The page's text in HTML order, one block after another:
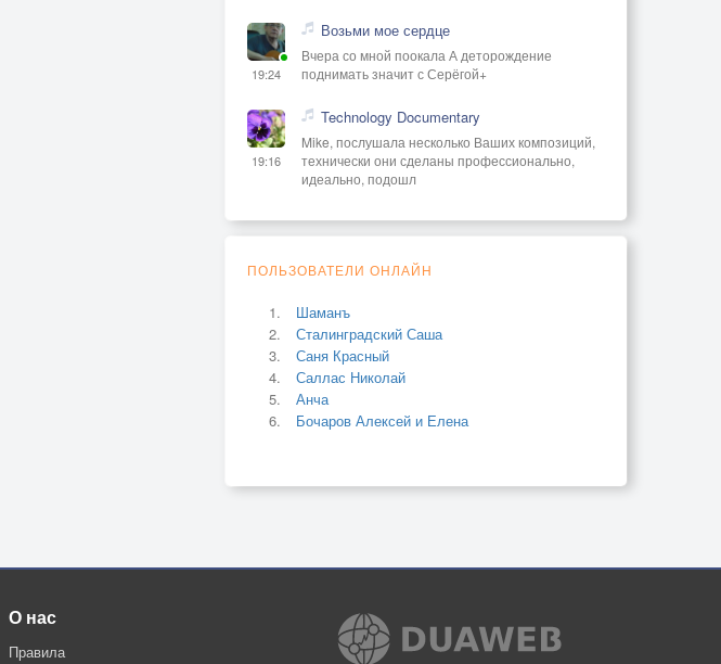
19:24
Возьми мое сердце
Вчера со мной поокала А деторождение
поднимать значит с Серёгой+
19:16
Technology Documentary
Mike, послушала несколько Ваших композиций,
технически они сделаны профессионально,
идеально, подошл
ПОЛЬЗОВАТЕЛИ ОНЛАЙН
Шаманъ
Сталинградский Саша
Саня Красный
Саллас Николай
Анча
Бочаров Алексей и Елена
О нас
Правила